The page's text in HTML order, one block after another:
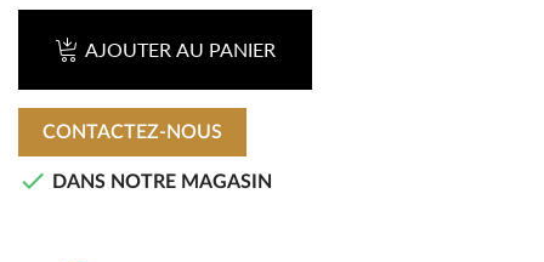
AJOUTER AU PANIER
CONTACTEZ-NOUS
 DANS NOTRE MAGASIN